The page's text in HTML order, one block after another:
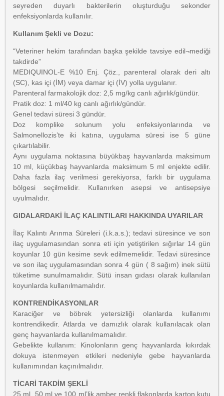
seyreden duyarlı bakterilerin oluşturduğu sekonder
enfeksiyonlarda kullanılır.
Kullanım Şekli ve Dozu:
“Veteriner hekim tarafından başka şekilde tavsiye edil¬mediği
takdirde”
MEDIQUINOL-E %10 Enj. Çöz., parenteral olarak deri altı
(SC), kas içi (İM) veya damar içi (İV) yolla uygulanır.
Parenteral farmakolojik doz: 2,5 mg/kg canlı ağırlık/gündür.
Pratik doz: 1 ml/40 kg canlı ağırlık/gündür.
Genel tedavi süresi 3 gündür.
Doz komplike solunum yolu enfeksiyonlarında ve
Salmonellozis’te iki katına, uygulama süresi ise 5 güne
çıkartılabilir.
Aynı uygulama noktasına büyükbaş hayvanlarda maksimum
10 ml, küçükbaş hayvanlarda maksimum 5 ml enjekte edilir.
Daha fazla ilaç verilmesi gerekiyorsa, farklı bir uygulama
bölgesi seçilmelidir. Kullanırken asepsi ve antisepsiye
uyulmalıdır.
GIDALARDAKİ İLAÇ KALINTILARI HAKKINDA UYARILAR
İlaç Kalıntı Arınma Süreleri (i.k.a.s.); tedavi süresince ve son
ilaç uygulamasından sonra eti için yetiştirilen sığırlar 14 gün
koyunlar 10 gün kesime sevk edilmemelidir. Tedavi süresince
ve son ilaç uygulamasından sonra 4 gün ( 8 sağım) inek sütü
tüketime sunulmamalıdır. Sütü insan gıdası olarak kullanılan
koyunlarda kullanılmamalıdır.
KONTRENDİKASYONLAR
Karaciğer ve böbrek yetersizliği olanlarda kullanımı
kontrendikedir. Atlarda ve damızlık olarak kullanılacak olan
genç hayvanlarda kullanılmamalıdır.
Gebelikte kullanım: Kinolonların genç hayvanlarda kıkırdak
dokuya istenmeyen etkileri nedeniyle gebe hayvanlarda
kullanımından kaçınılmalıdır.
TİCARİ TAKDİM ŞEKLİ
25 ml, 50 ml ve 100 ml’lik amber renkli flakonlarda karton kutu